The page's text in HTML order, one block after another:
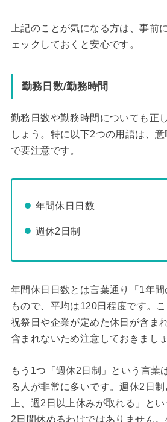
上記のことが気になる方は、事前
ェックしておくと安心です。
勤務日数/勤務時間
勤務日数や勤務時間についても正
しょう。特に以下2つの用語は、
で要注意です。
年間休日日数
週休2日制
年間休日日数とは言葉通り「1年
もので、平均は120日程度です。
祝祭日や企業が定めた休日が含ま
含まれないため注意しておきましょ
もう1つ「週休2日制」という言葉
る人が非常に多いです。週休2日
上、週2日以上休みが取れる」と
2日間休めるわけではありません